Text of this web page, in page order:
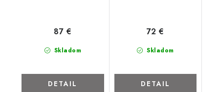
Skladom
87 €
DETAIL
Skladom
72 €
DETAIL